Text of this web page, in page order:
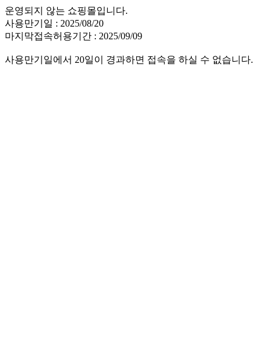
운영되지 않는 쇼핑몰입니다.
사용만기일 : 2025/08/20
마지막접속허용기간 : 2025/09/09
사용만기일에서 20일이 경과하면 접속을 하실 수 없습니다.